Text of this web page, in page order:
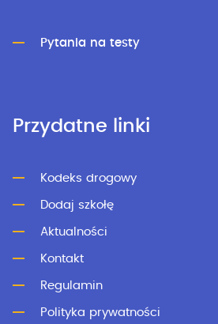
Pytania na testy
Przydatne linki
Kodeks drogowy
Dodaj szkołę
Aktualności
Kontakt
Regulamin
Polityka prywatności